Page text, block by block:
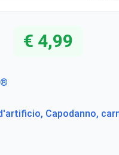
€ 4,99
Capodanno,